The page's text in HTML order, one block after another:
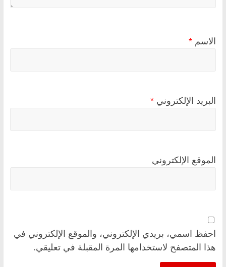
الاسم *
البريد الإلكتروني *
الموقع الإلكتروني
احفظ اسمي، بريدي الإلكتروني، والموقع الإلكتروني في
هذا المتصفح لاستخدامها المرة المقبلة في تعليقي.